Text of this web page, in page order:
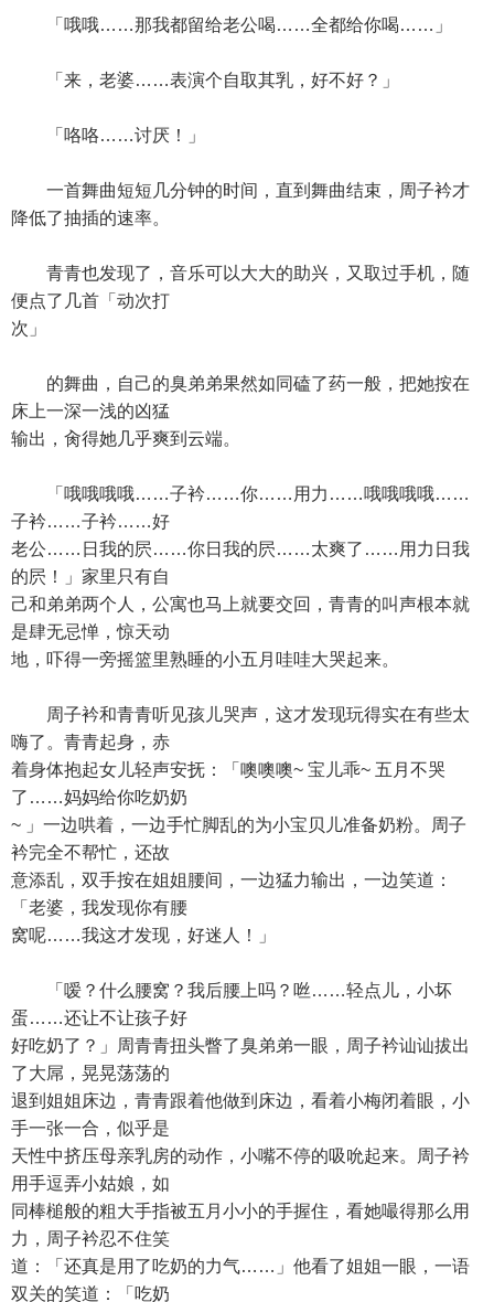
「哦哦……那我都留给老公喝……全都给你喝……」
「来，老婆……表演个自取其乳，好不好？」
「咯咯……讨厌！」
一首舞曲短短几分钟的时间，直到舞曲结束，周子衿才
降低了抽插的速率。
青青也发现了，音乐可以大大的助兴，又取过手机，随
便点了几首「动次打
次」
的舞曲，自己的臭弟弟果然如同磕了药一般，把她按在
床上一深一浅的凶猛
输出，肏得她几乎爽到云端。
「哦哦哦哦……子衿……你……用力……哦哦哦哦……
子衿……子衿……好
老公……日我的屄……你日我的屄……太爽了……用力日我
的屄！」家里只有自
己和弟弟两个人，公寓也马上就要交回，青青的叫声根本就
是肆无忌惮，惊天动
地，吓得一旁摇篮里熟睡的小五月哇哇大哭起来。
周子衿和青青听见孩儿哭声，这才发现玩得实在有些太
嗨了。青青起身，赤
着身体抱起女儿轻声安抚：「噢噢噢~ 宝儿乖~ 五月不哭
了……妈妈给你吃奶奶
~ 」一边哄着，一边手忙脚乱的为小宝贝儿准备奶粉。周子
衿完全不帮忙，还故
意添乱，双手按在姐姐腰间，一边猛力输出，一边笑道：
「老婆，我发现你有腰
窝呢……我这才发现，好迷人！」
「嗳？什么腰窝？我后腰上吗？咝……轻点儿，小坏
蛋……还让不让孩子好
好吃奶了？」周青青扭头瞥了臭弟弟一眼，周子衿讪讪拔出
了大屌，晃晃荡荡的
退到姐姐床边，青青跟着他做到床边，看着小梅闭着眼，小
手一张一合，似乎是
天性中挤压母亲乳房的动作，小嘴不停的吸吮起来。周子衿
用手逗弄小姑娘，如
同棒槌般的粗大手指被五月小小的手握住，看她嘬得那么用
力，周子衿忍不住笑
道：「还真是用了吃奶的力气……」他看了姐姐一眼，一语
双关的笑道：「吃奶